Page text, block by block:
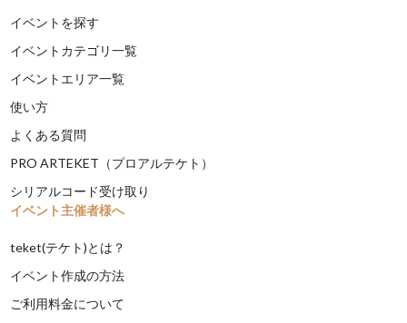
イベントを探す
イベントカテゴリ一覧
イベントエリア一覧
使い方
よくある質問
PRO ARTEKET（プロアルテケト）
シリアルコード受け取り
イベント主催者様へ
teket(テケト)とは？
イベント作成の方法
ご利用料金について